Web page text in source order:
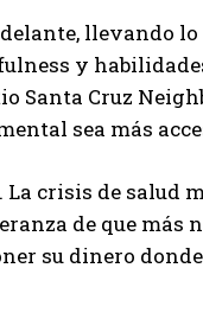
llevando
y
Santa Cruz
sea más
crisis de salud
de que más
su dinero